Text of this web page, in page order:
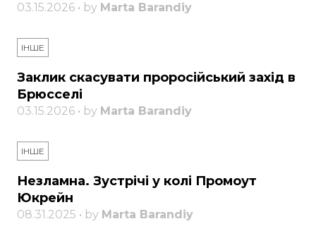
03.15.2026 • by Marta Barandiy
ІНШЕ
Заклик скасувати проросійський захід в
Брюсселі
03.15.2026 • by Marta Barandiy
ІНШЕ
Незламна. Зустрічі у колі Промоут
Юкрейн
08.31.2025 • by Marta Barandiy